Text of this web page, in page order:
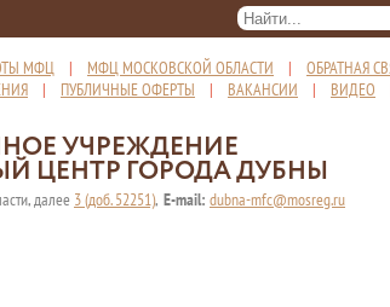
МФЦ | МФЦ МОСКОВСКОЙ ОБЛАСТИ | ОБРАТНАЯ
| ПУБЛИЧНЫЕ ОФЕРТЫ | ВАКАНСИИ | ВИДЕО
УЧРЕЖДЕНИЕ
ЦЕНТР ГОРОДА ДУБНЫ
далее 3 (доб. 52251), E-mail: dubna-mfc@mosreg.ru